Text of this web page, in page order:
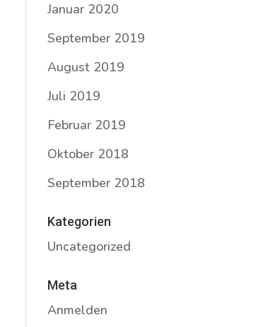
Januar 2020
September 2019
August 2019
Juli 2019
Februar 2019
Oktober 2018
September 2018
Kategorien
Uncategorized
Meta
Anmelden